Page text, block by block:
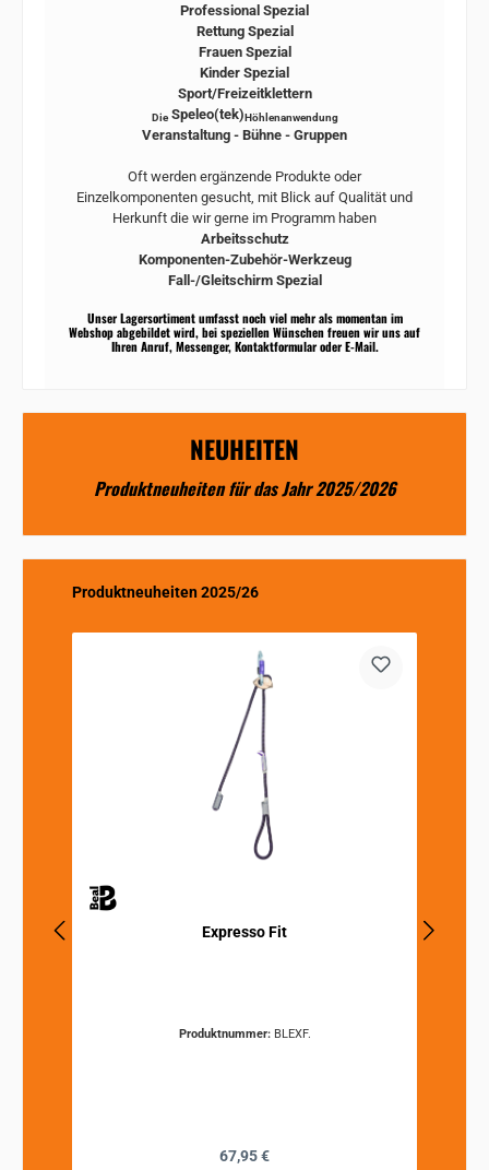
Professional Spezial
Rettung Spezial
Frauen Spezial
Kinder Spezial
Sport/Freizeitklettern
DieSpeleo(tek)Höhlenanwendung
Veranstaltung - Bühne - Gruppen
Oft werden ergänzende Produkte oder
Einzelkomponenten gesucht, mit Blick auf Qualität und
Herkunft die wir gerne im Programm haben
Arbeitsschutz
Komponenten-Zubehör-Werkzeug
Fall-/Gleitschirm Spezial
Unser Lagersortiment umfasst noch viel mehr als momentan im
Webshop abgebildet wird, bei speziellen Wünschen freuen wir uns auf
Ihren Anruf, Messenger, Kontaktformular oder E-Mail.
NEUHEITEN
Produktneuheiten für das Jahr 2025/2026
Produktgalerie überspringen
Produktneuheiten 2025/26
Expresso Fit
Produktnummer: BLEXF.
Regulärer Preis:
67,95 €